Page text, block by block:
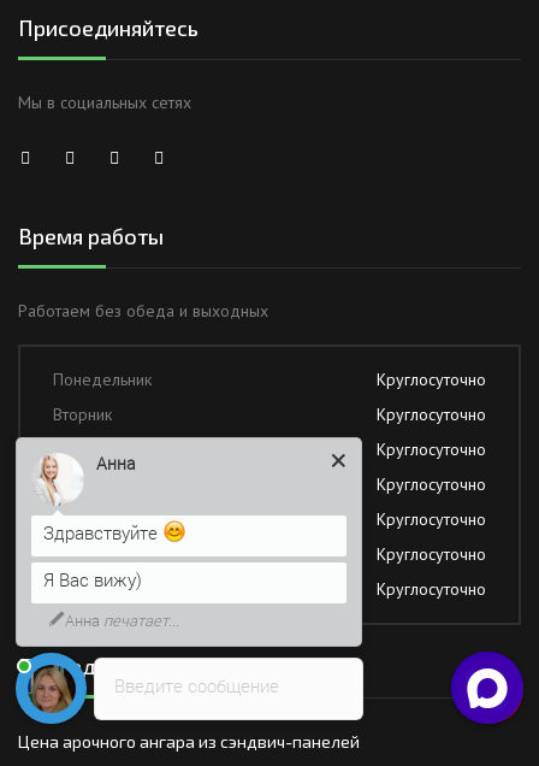
Присоединяйтесь
Мы в социальных сетях
Время работы
Работаем без обеда и выходных
Понедельник
Круглосуточно
Вторник
Круглосуточно
Среда
Круглосуточно
Четверг
Круглосуточно
Пятница
Круглосуточно
Суббота
Круглосуточно
Воскресение
Круглосуточно
Последние новости
Цена арочного ангара из сэндвич-панелей
Введите сообщение
Анна
Здравствуйте
Я Вас вижу)
Анна печатает...